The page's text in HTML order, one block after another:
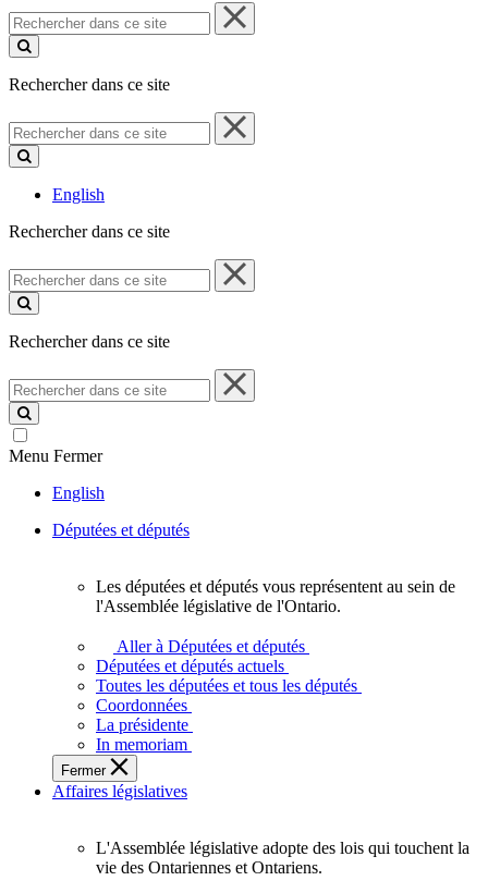
Rechercher
dans
ce
Rechercher dans ce site
Rechercher
dans
ce
English
Rechercher dans ce site
Rechercher
dans
ce
Rechercher dans ce site
Rechercher
dans
ce
site
Menu Fermer
English
Députées et députés
députés
vous
représentent
sein
de
l'Assemblée
législative
l'Ontario.
Les députées et députés vous représentent au sein de
l'Assemblée législative de l'Ontario.
Aller à Députées et députés
Députées et députés actuels
Toutes les députées et tous les députés
Coordonnées
La présidente
In memoriam
Fermer
Affaires législatives
L'Assemblée
L'Assemblée législative adopte des lois qui touchent la
vie des Ontariennes et Ontariens.